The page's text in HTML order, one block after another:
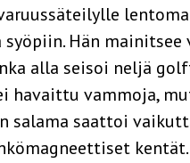
Hän mainitsee
alla seisoi neljä
havaittu vammoja,
salama saattoi
kentät.